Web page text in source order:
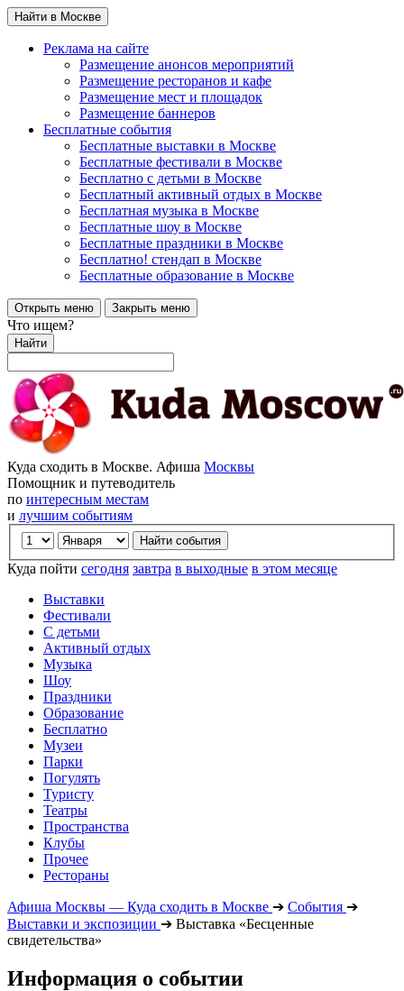
Найти в Москве
Реклама на сайте
Размещение анонсов мероприятий
Размещение ресторанов и кафе
Размещение мест и площадок
Размещение баннеров
Бесплатные события
Бесплатные выставки в Москве
Бесплатные фестивали в Москве
Бесплатно с детьми в Москве
Бесплатный активный отдых в Москве
Бесплатная музыка в Москве
Бесплатные шоу в Москве
Бесплатные праздники в Москве
Бесплатно! стендап в Москве
Бесплатные образование в Москве
Открыть меню Закрыть меню
Что ищем?
Найти
Куда сходить в Москве. Афиша Москвы
Помощник и путеводитель
по интересным местам
и лучшим событиям
Куда пойти сегодня завтра в выходные в этом месяце
Выставки
Фестивали
С детьми
Активный отдых
Музыка
Шоу
Праздники
Образование
Бесплатно
Музеи
Парки
Погулять
Туристу
Театры
Пространства
Клубы
Прочее
Рестораны
Афиша Москвы — Куда сходить в Москве ➔ События ➔
Выставки и экспозиции ➔ Выставка «Бесценные
свидетельства»
Информация о событии